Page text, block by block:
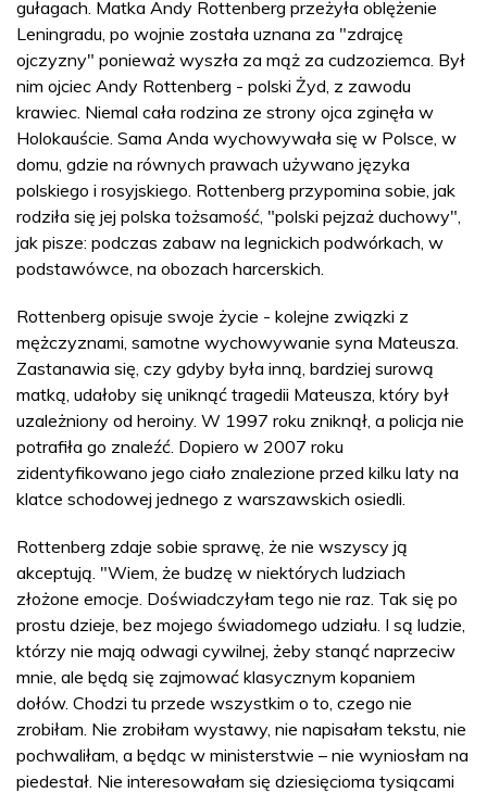
gułagach. Matka Andy Rottenberg przeżyła oblężenie
Leningradu, po wojnie została uznana za "zdrajcę
ojczyzny" ponieważ wyszła za mąż za cudzoziemca. Był
nim ojciec Andy Rottenberg - polski Żyd, z zawodu
krawiec. Niemal cała rodzina ze strony ojca zginęła w
Holokauście. Sama Anda wychowywała się w Polsce, w
domu, gdzie na równych prawach używano języka
polskiego i rosyjskiego. Rottenberg przypomina sobie, jak
rodziła się jej polska tożsamość, "polski pejzaż duchowy",
jak pisze: podczas zabaw na legnickich podwórkach, w
podstawówce, na obozach harcerskich.
Rottenberg opisuje swoje życie - kolejne związki z
mężczyznami, samotne wychowywanie syna Mateusza.
Zastanawia się, czy gdyby była inną, bardziej surową
matką, udałoby się uniknąć tragedii Mateusza, który był
uzależniony od heroiny. W 1997 roku zniknął, a policja nie
potrafiła go znaleźć. Dopiero w 2007 roku
zidentyfikowano jego ciało znalezione przed kilku laty na
klatce schodowej jednego z warszawskich osiedli.
Rottenberg zdaje sobie sprawę, że nie wszyscy ją
akceptują. "Wiem, że budzę w niektórych ludziach
złożone emocje. Doświadczyłam tego nie raz. Tak się po
prostu dzieje, bez mojego świadomego udziału. I są ludzie,
którzy nie mają odwagi cywilnej, żeby stanąć naprzeciw
mnie, ale będą się zajmować klasycznym kopaniem
dołów. Chodzi tu przede wszystkim o to, czego nie
zrobiłam. Nie zrobiłam wystawy, nie napisałam tekstu, nie
pochwaliłam, a będąc w ministerstwie – nie wyniosłam na
piedestał. Nie interesowałam się dziesięcioma tysiącami